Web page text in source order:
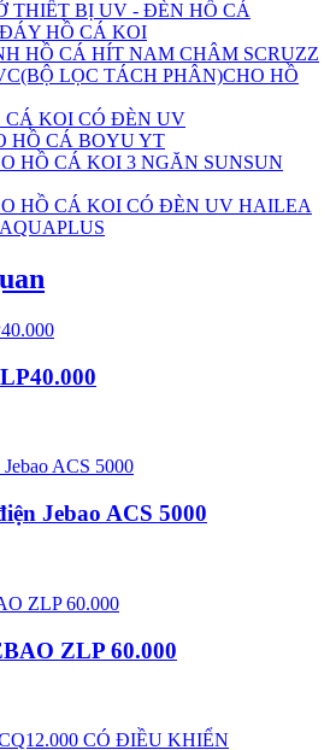
THIẾT BỊ UV - ĐÈN HỒ CÁ
HỒ CÁ KOI
HỒ CÁ HÍT NAM CHÂM SCRUZZ
LỌC TÁCH PHÂN)CHO HỒ
CÁ KOI CÓ ĐÈN UV
HỒ CÁ BOYU YT
HỒ CÁ KOI 3 NGĂN SUNSUN
HỒ CÁ KOI CÓ ĐÈN UV HAILEA
Jebao ACS 5000
ZLP 60.000